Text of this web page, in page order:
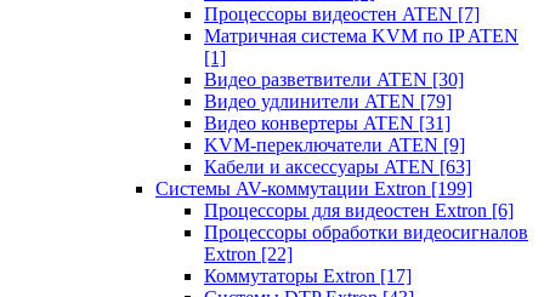
Процессоры видеостен ATEN [7]
Матричная система KVM по IP ATEN
[1]
Видео разветвители ATEN [30]
Видео удлинители ATEN [79]
Видео конвертеры ATEN [31]
KVM-переключатели ATEN [9]
Кабели и аксессуары ATEN [63]
Системы AV-коммутации Extron [199]
Процессоры для видеостен Extron [6]
Процессоры обработки видеосигналов
Extron [22]
Коммутаторы Extron [17]